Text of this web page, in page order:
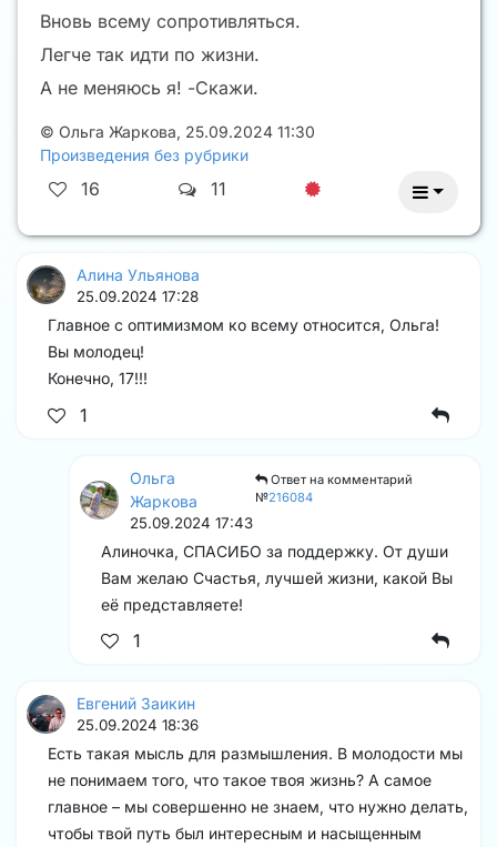
Вновь всему сопротивляться.
Легче так идти по жизни.
А не меняюсь я! -Скажи.
© Ольга Жаркова, 25.09.2024 11:30
Произведения без рубрики
16 11
Алина Ульянова
25.09.2024 17:28
Главное с оптимизмом ко всему относится, Ольга!
Вы молодец!
Конечно, 17!!!
1
Ольга
Жаркова
Ответ на комментарий
№216084
25.09.2024 17:43
Алиночка, СПАСИБО за поддержку. От души
Вам желаю Счастья, лучшей жизни, какой Вы
её представляете!
1
Евгений Заикин
25.09.2024 18:36
Есть такая мысль для размышления. В молодости мы
не понимаем того, что такое твоя жизнь? А самое
главное – мы совершенно не знаем, что нужно делать,
чтобы твой путь был интересным и насыщенным